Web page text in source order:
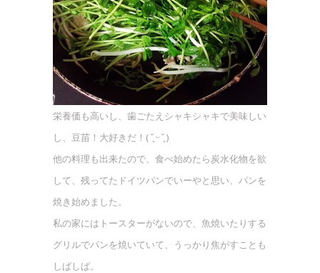
栄養価も高いし、歯ごたえシャキシャキで美味しい
し、豆苗！大好きだ！( ˘͈ ᵕ ˘͈ )
他の料理も出来たので、食べ始めたら炭水化物を欲
して、残ってたドイツパンでいーやと思い、パンを
焼き始めました。
私の家にはトースターがないので、魚焼いたりする
グリルでパンを焼いていて、うっかり焦がすことも
しばしば。